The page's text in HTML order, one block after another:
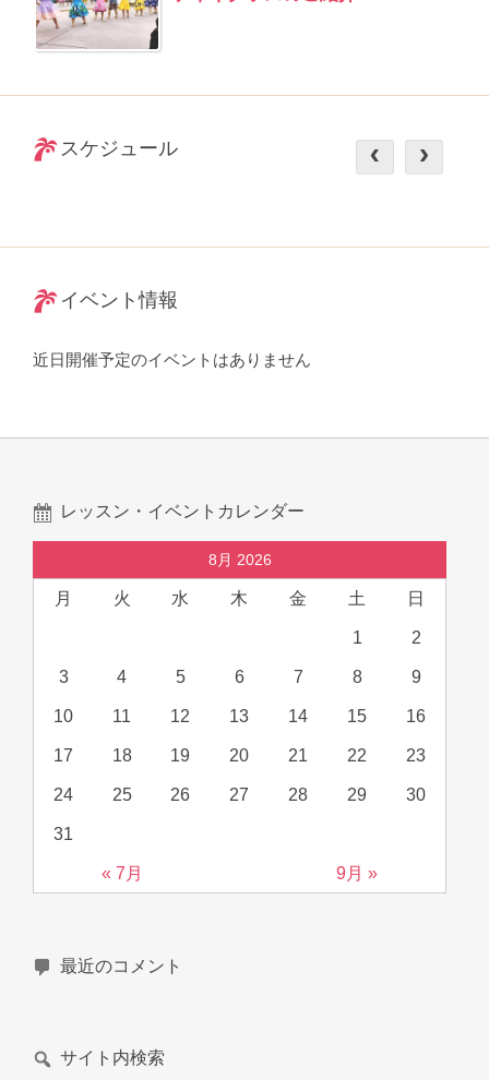
スケジュール
イベント情報
近日開催予定のイベントはありません
レッスン・イベントカレンダー
8月 2026
月 火 水 木 金 土 日
« 7月 9月 »
1 2
3 4 5 6 7 8 9
10 11 12 13 14 15 16
17 18 19 20 21 22 23
24 25 26 27 28 29 30
31
最近のコメント
サイト内検索